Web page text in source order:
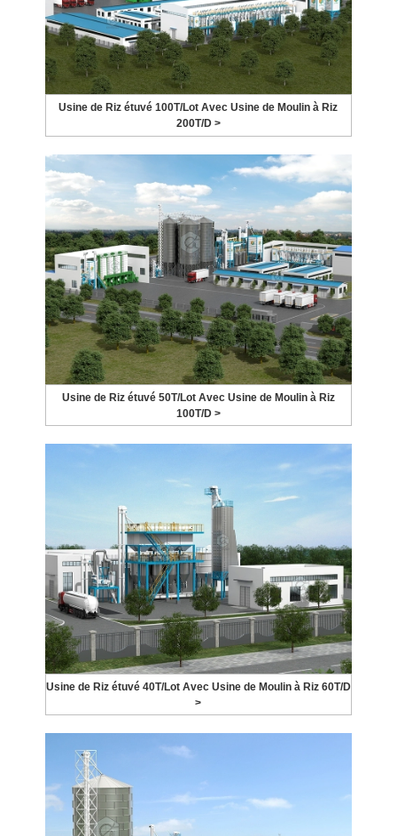
Usine de Riz étuvé 100T/Lot Avec Usine de Moulin à Riz
200T/D >
Usine de Riz étuvé 50T/Lot Avec Usine de Moulin à Riz
100T/D >
Usine de Riz étuvé 40T/Lot Avec Usine de Moulin à Riz 60T/D
>